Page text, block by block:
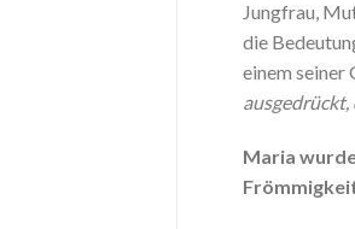
Jungfrau,
die
einem
ausgedrückt,
Maria